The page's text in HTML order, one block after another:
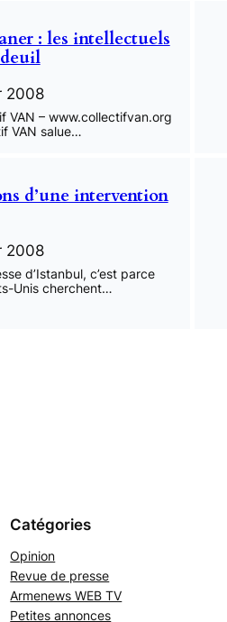
: les intellectuels
2008
VAN – www.collectifvan.org
VAN salue…
d’une intervention
2008
d’Istanbul, c’est parce
Unis cherchent…
Catégories
Opinion
Revue de presse
Armenews WEB TV
Petites annonces